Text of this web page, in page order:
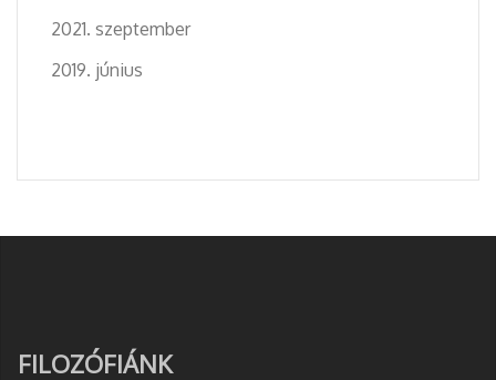
2021. szeptember
2019. június
FILOZÓFIÁNK